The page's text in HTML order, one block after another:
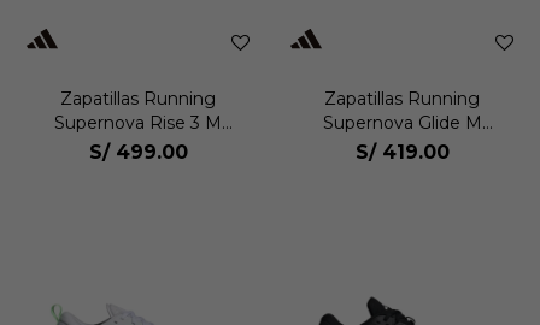
Zapatillas Running
Supernova Rise 3 M
Hombre
S/ 499.00
Zapatillas Running
Supernova Glide M
Hombre
S/ 419.00